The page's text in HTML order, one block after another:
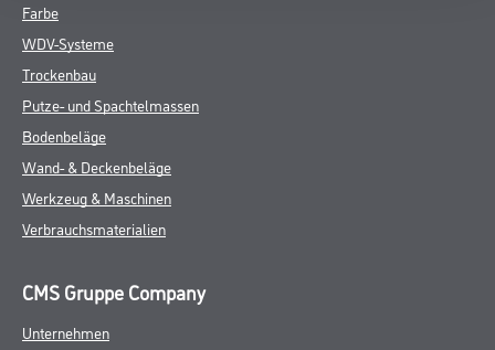
Farbe
WDV-Systeme
Trockenbau
Putze- und Spachtelmassen
Bodenbeläge
Wand- & Deckenbeläge
Werkzeug & Maschinen
Verbrauchsmaterialien
CMS Gruppe Company
Unternehmen